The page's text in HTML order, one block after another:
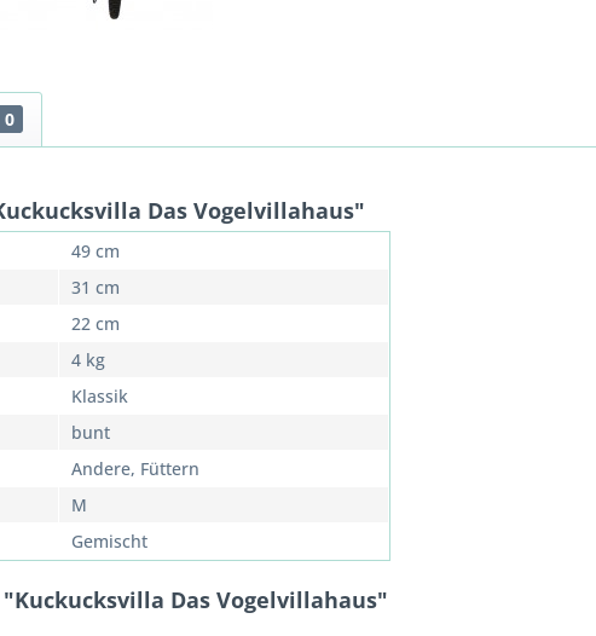
0
Das Vogelvillahaus"
49 cm
31 cm
22 cm
4 kg
Klassik
bunt
Andere, Füttern
M
Gemischt
Das Vogelvillahaus"